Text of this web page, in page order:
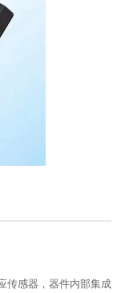
传感器，器件内部集成